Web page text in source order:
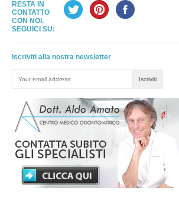
RESTA IN
CONTATTO
CON NOI.
SEGUICI SU:
Iscriviti alla nostra newsletter